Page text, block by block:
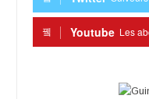
Youtube Les